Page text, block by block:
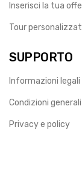
Inserisci la tua
Tour
SUPPORTO
Informazioni legali
Condizioni generali
Privacy e policy